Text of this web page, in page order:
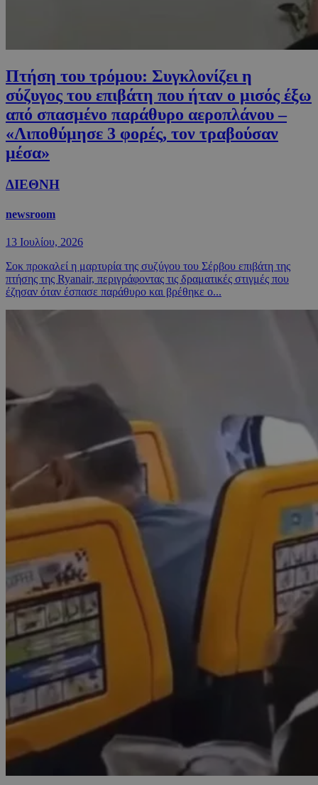
Πτήση του τρόμου: Συγκλονίζει η
σύζυγος του επιβάτη που ήταν ο μισός έξω
από σπασμένο παράθυρο αεροπλάνου –
«Λιποθύμησε 3 φορές, τον τραβούσαν
μέσα»
ΔΙΕΘΝΗ
newsroom
13 Ιουλίου, 2026
Σοκ προκαλεί η μαρτυρία της συζύγου του Σέρβου επιβάτη της
πτήσης της Ryanair, περιγράφοντας τις δραματικές στιγμές που
έζησαν όταν έσπασε παράθυρο και βρέθηκε ο...